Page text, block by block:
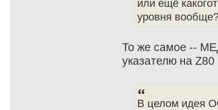
или ещё
уровня
То же самое --
указателю на
В целом идея